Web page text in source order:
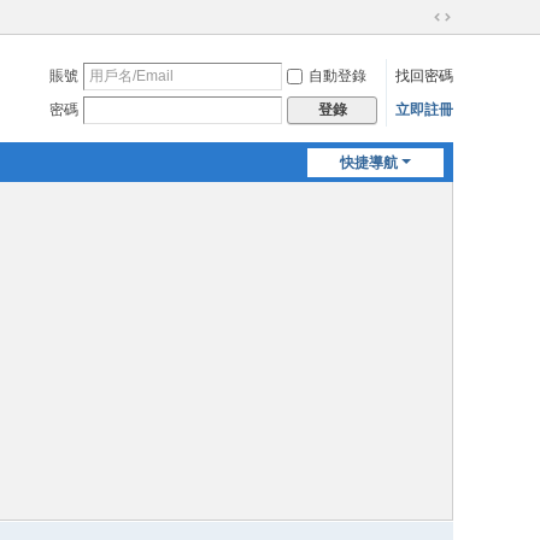
切
到
寬
賬號 自動登錄
找回密碼
密碼
登錄 立即註冊
快捷導航